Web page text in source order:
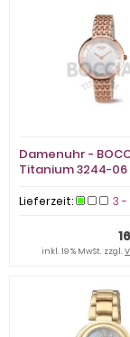
Damenuhr -
Titanium 3244-06
Lieferzeit: 3 -
inkl. 19 % MwSt. zzgl.